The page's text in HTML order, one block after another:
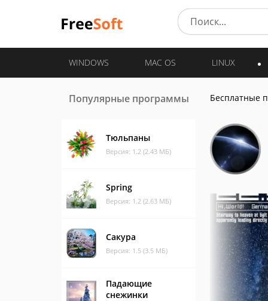
WINDOWS MAC OS LINUX
Популярные программы
Тюльпаны
Версия: 1.2 (2.43 МБ)
Spring
Версия: 1.2 (2.63 МБ)
Сакура
Версия: 1.5 (3.5 МБ)
Падающие
снежинки
Бесплатные